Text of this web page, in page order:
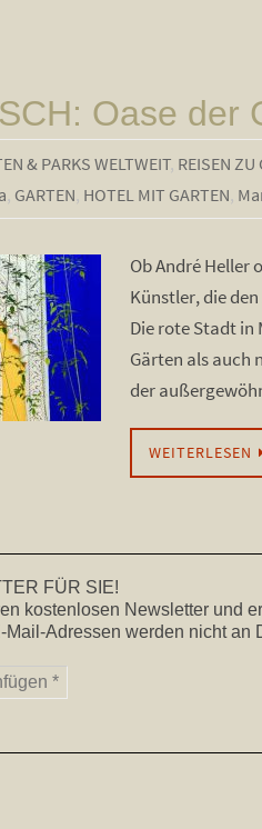
Oase der
& PARKS WELTWEIT, REISEN ZU
, GARTEN, HOTEL MIT GARTEN,
Ob André Heller
Künstler, die
Die rote Stadt
Gärten als auch
der
WEITERLESEN
FÜR SIE!
kostenlosen Newsletter und
Mail-Adressen werden nicht an